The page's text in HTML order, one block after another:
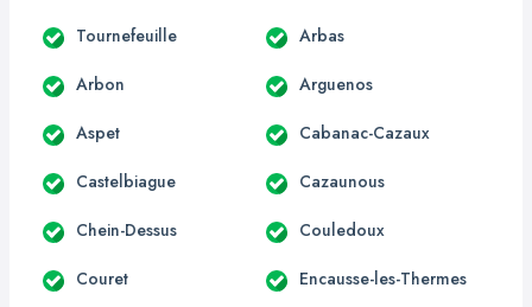
Tournefeuille Arbas
Arbon Arguenos
Aspet Cabanac-Cazaux
Castelbiague Cazaunous
Chein-Dessus Couledoux
Couret Encausse-les-Thermes